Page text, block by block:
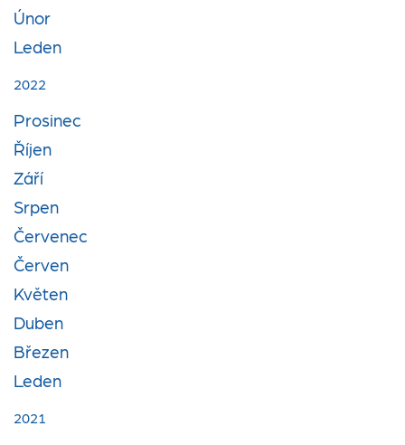
Únor
Leden
2022
Prosinec
Říjen
Září
Srpen
Červenec
Červen
Květen
Duben
Březen
Leden
2021